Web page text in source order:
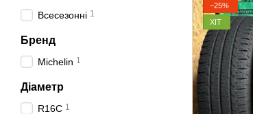
−25%
ХІТ
Всесезонні 1
Бренд
Michelin 1
Діаметр
R16C 1